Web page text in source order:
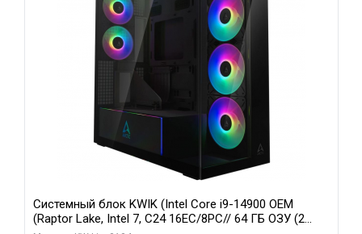
Системный блок KWIK (Intel Core i9-14900 OEM
(Raptor Lake, Intel 7, C24 16EC/8PC// 64 ГБ ОЗУ (2